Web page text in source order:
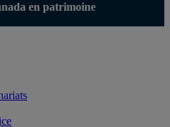
en patrimoine